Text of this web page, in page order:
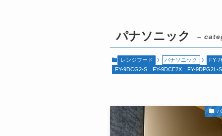
パナソニック –
レンジフード パナソニック
FY-
FY-9DCG2-S
FY-9DCE2X FY-9DPG2L-S